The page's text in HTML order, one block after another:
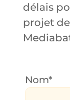
délais
projet
Nom*